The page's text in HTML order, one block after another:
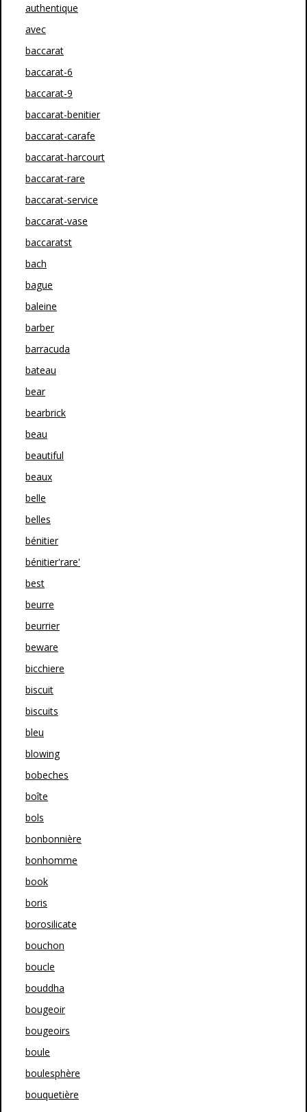
authentique
avec
baccarat
baccarat-6
baccarat-9
baccarat-benitier
baccarat-carafe
baccarat-harcourt
baccarat-rare
baccarat-service
baccarat-vase
baccaratst
bach
bague
baleine
barber
barracuda
bateau
bear
bearbrick
beau
beautiful
beaux
belle
belles
bénitier
bénitier'rare'
best
beurre
beurrier
beware
bicchiere
biscuit
biscuits
bleu
blowing
bobeches
boîte
bols
bonbonnière
bonhomme
book
boris
borosilicate
bouchon
boucle
bouddha
bougeoir
bougeoirs
boule
boulesphère
bouquetière